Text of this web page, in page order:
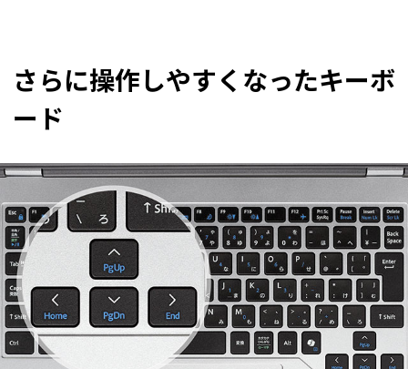
さらに操作しやすくなったキーボ
ード